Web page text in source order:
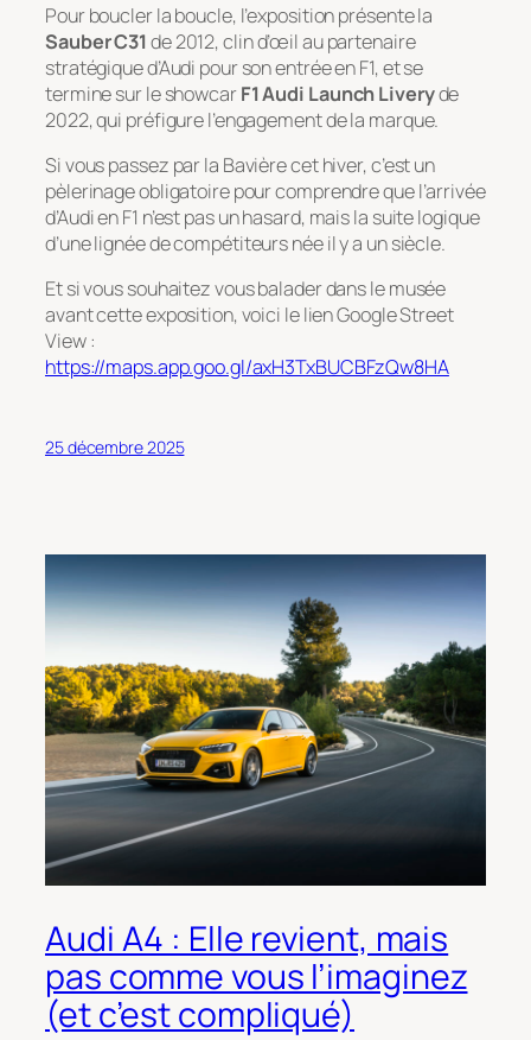
Pour boucler la boucle, l’exposition présente la
Sauber C31de 2012, clin d’œil au partenaire
stratégique d’Audi pour son entrée en F1, et se
termine sur le showcarF1 Audi Launch Liveryde
2022, qui préfigure l’engagement de la marque.
Si vous passez par la Bavière cet hiver, c’est un
pèlerinage obligatoire pour comprendre que l’arrivée
d’Audi en F1 n’est pas un hasard, mais la suite logique
d’une lignée de compétiteurs née il y a un siècle.
Et si vous souhaitez vous balader dans le musée
avant cette exposition, voici le lien Google Street
View :
https://maps.app.goo.gl/axH3TxBUCBFzQw8HA
25 décembre 2025
Audi A4 : Elle revient, mais
pas comme vous l’imaginez
(et c’est compliqué)